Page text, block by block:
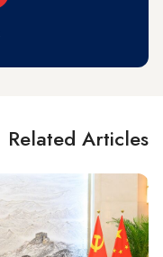
Related Articles